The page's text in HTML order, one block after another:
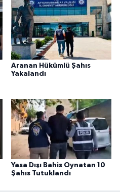
Aranan Hükümlü Şahıs
Yakalandı
Yasa Dışı Bahis Oynatan 10
Şahıs Tutuklandı